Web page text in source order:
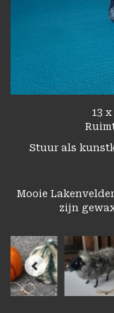
13
Stuur als
Mooie
zijn